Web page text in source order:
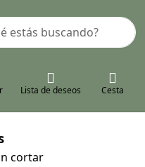
term. Results will
Lista de deseos Cesta
cortar